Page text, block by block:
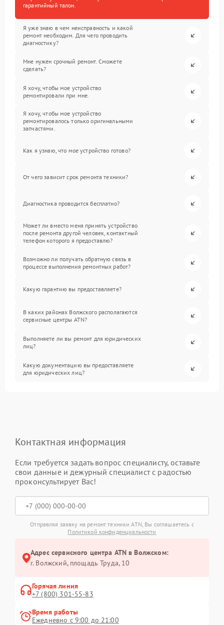
гарантийный талон.
Я уже знаю в чем неисправность и какой
ремонт необходим. Для чего проводить
диагностику?
Мне нужен срочный ремонт. Сможете
сделать?
Я хочу, чтобы мое устройство
ремонтировали при мне.
Я хочу, чтобы мое устройство
ремонтировалось только оригинальными
запчастями.
Как я узнаю, что мое устройство готово?
От чего зависит срок ремонта техники?
Диагностика проводится бесплатно?
Может ли вместо меня принять устройство
после ремонта другой человек, контактный
телефон которого я предоставлю?
Возможно ли получать обратную связь в
процессе выполнения ремонтных работ?
Какую гарантию вы предоставляете?
В каких районах Волжского располагаются
сервисные центры ATN?
Выполняете ли вы ремонт для юридических
лиц?
Какую документацию вы предоставляете
для юридических лиц?
Контактная информация
Если требуется задать вопрос специалисту, оставьте
свои данные и дежурный специалист с радостью
проконсультирует Вас!
Отправляя заявку на ремонт техники ATN, Вы соглашаетесь с
Политикой конфиденциальности
Адрес сервисного центра ATN в Волжском:
г. Волжский, площадь Труда, 10
Горячая линия
+7 (800) 301-55-83
Время работы
Ежедневно с 9:00 до 21:00